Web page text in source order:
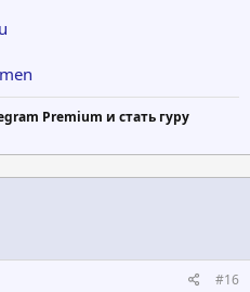
Premium и стать гуру
#16